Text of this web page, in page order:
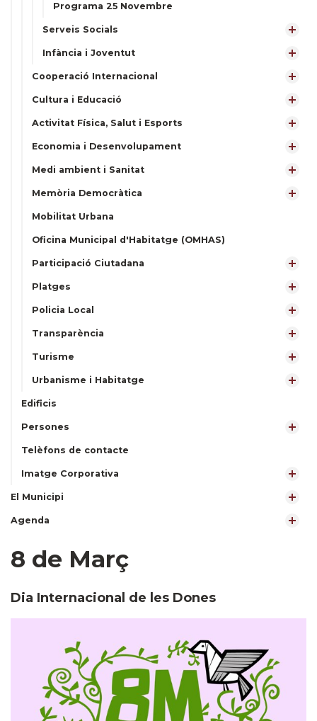
Programa 25 Novembre
Serveis Socials
Infància i Joventut
Cooperació Internacional
Cultura i Educació
Activitat Física, Salut i Esports
Economia i Desenvolupament
Medi ambient i Sanitat
Memòria Democràtica
Mobilitat Urbana
Oficina Municipal d'Habitatge (OMHAS)
Participació Ciutadana
Platges
Policia Local
Transparència
Turisme
Urbanisme i Habitatge
Edificis
Persones
Telèfons de contacte
Imatge Corporativa
El Municipi
Agenda
8 de Març
Dia Internacional de les Dones